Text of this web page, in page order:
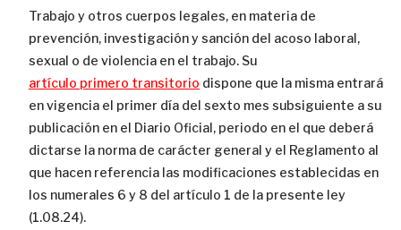
Trabajo y otros cuerpos legales, en materia de
prevención, investigación y sanción del acoso laboral,
sexual o de violencia en el trabajo. Su
artículo primero transitorio dispone que la misma entrará
en vigencia el primer día del sexto mes subsiguiente a su
publicación en el Diario Oficial, periodo en el que deberá
dictarse la norma de carácter general y el Reglamento al
que hacen referencia las modificaciones establecidas en
los numerales 6 y 8 del artículo 1 de la presente ley
(1.08.24).